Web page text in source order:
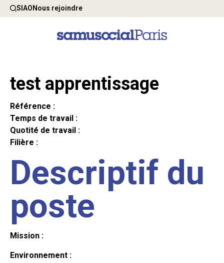
SIAONous rejoindre
test apprentissage
Référence :
Temps de travail :
Quotité de travail :
Filière :
Descriptif du
poste
Mission :
Environnement :